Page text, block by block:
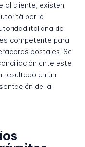
al cliente, existen
per le
italiana de
competente para
postales. Se
ante este
resultado en un
de la